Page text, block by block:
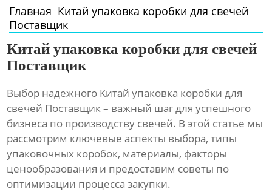
Главная - Китай упаковка коробки для свечей
Поставщик
Китай упаковка коробки для свечей
Поставщик
Выбор надежного Китай упаковка коробки для
свечей Поставщик– важный шаг для успешного
бизнеса по производству свечей. В этой статье мы
рассмотрим ключевые аспекты выбора, типы
упаковочных коробок, материалы, факторы
ценообразования и предоставим советы по
оптимизации процесса закупки.